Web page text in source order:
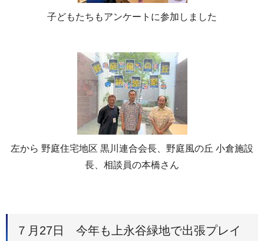
子どもたちもアンケートに参加しました
左から 野庭住宅地区 黒川連合会長、野庭風の丘 小倉施設
長、相談員の本橋さん
７月27日 今年も上永谷緑地で出張プレイ